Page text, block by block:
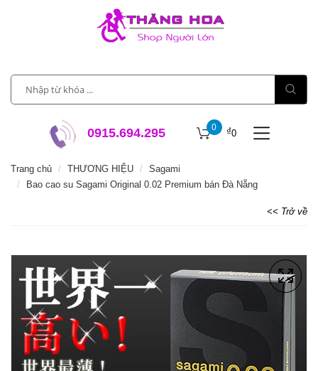
0915.694.295 0
0
₫
Trang chủ THƯƠNG HIỆU
Sagami
Bao cao su Sagami Original 0.02 Premium bán Đà Nẵng
<< Trở về